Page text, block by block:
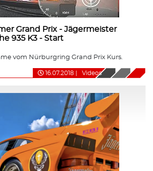
Grand Prix - Jägermeister
935 K3 - Start
vom Nürburgring Grand Prix Kurs.
16.07.2018 Videos